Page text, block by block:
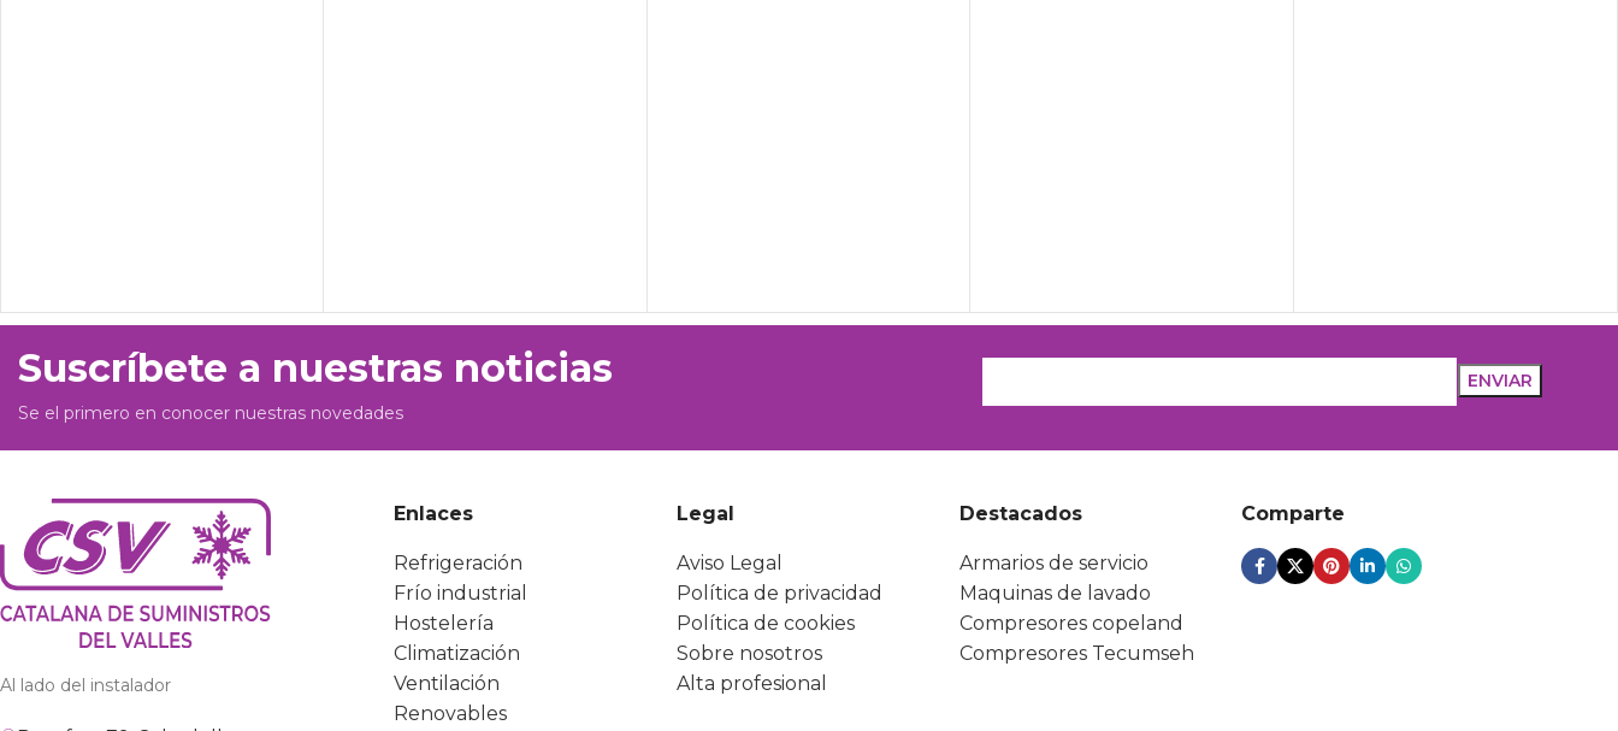
Suscríbete a nuestras noticias
Se el primero en conocer nuestras novedades
Al lado del instalador
Enlaces
Refrigeración
Frío industrial
Hostelería
Climatización
Ventilación
Renovables
Legal
Aviso Legal
Política de privacidad
Política de cookies
Sobre nosotros
Alta profesional
Destacados
Armarios de servicio
Maquinas de lavado
Compresores copeland
Compresores Tecumseh
Comparte